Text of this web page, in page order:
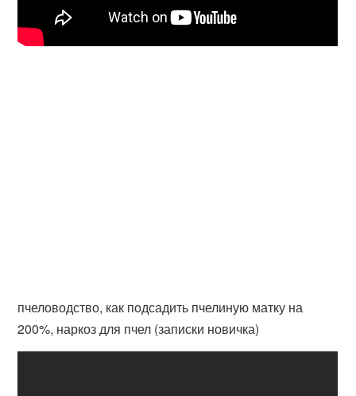
пчеловодство, как подсадить пчелиную матку на
200%, наркоз для пчел (записки новичка)